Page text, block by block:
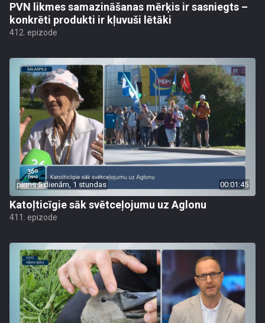
PVN likmes samazināšanas mērķis ir sasniegts –
konkrēti produkti ir kļuvuši lētāki
412. epizode
pirms 5 dienām, 1 stundas 00:01:45
Katoļticīgie sāk svētceļojumu uz Aglonu
411. epizode